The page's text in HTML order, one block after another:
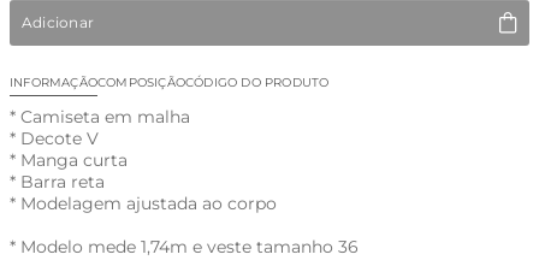
Adicionar
INFORMAÇÃOCOMPOSIÇÃOCÓDIGO DO PRODUTO
* Camiseta em malha
* Decote V
* Manga curta
* Barra reta
* Modelagem ajustada ao corpo
* Modelo mede 1,74m e veste tamanho 36